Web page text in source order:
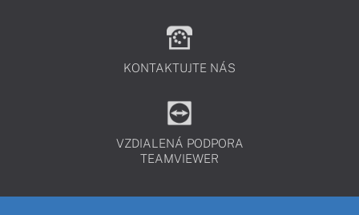
KONTAKTUJTE NÁS
VZDIALENÁ PODPORA
TEAMVIEWER